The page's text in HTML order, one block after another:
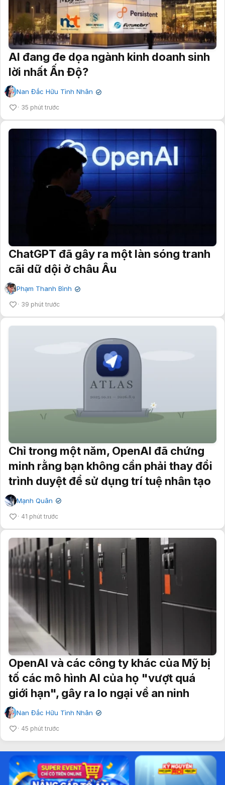
AI đang đe dọa ngành kinh doanh sinh
lời nhất Ấn Độ?
Nan Đắc Hữu Tình Nhân ✔
35 phút trước
ChatGPT đã gây ra một làn sóng tranh
cãi dữ dội ở châu Âu
Phạm Thanh Bình ✔
39 phút trước
Chỉ trong một năm, OpenAI đã chứng
minh rằng bạn không cần phải thay đổi
trình duyệt để sử dụng trí tuệ nhân tạo
Mạnh Quân ✔
41 phút trước
OpenAI và các công ty khác của Mỹ bị
tố các mô hình AI của họ "vượt quá
giới hạn", gây ra lo ngại về an ninh
Nan Đắc Hữu Tình Nhân ✔
45 phút trước